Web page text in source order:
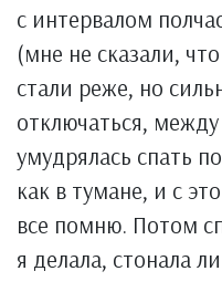
с интервалом
(мне не сказали,
стали реже, но
отключаться,
умудрялась спать
как в тумане, и с
все помню. Потом
я делала, стонала